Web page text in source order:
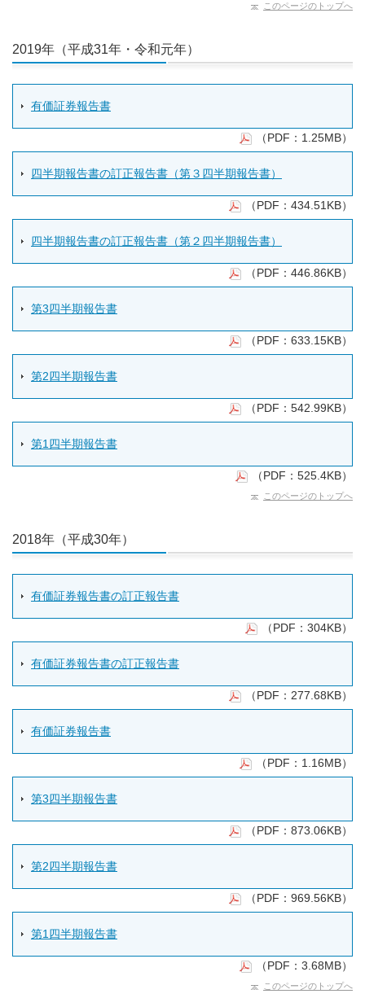
このページのトップへ
2019年（平成31年・令和元年）
有価証券報告書
（PDF：1.25MB）
四半期報告書の訂正報告書（第３四半期報告書）
（PDF：434.51KB）
四半期報告書の訂正報告書（第２四半期報告書）
（PDF：446.86KB）
第3四半期報告書
（PDF：633.15KB）
第2四半期報告書
（PDF：542.99KB）
第1四半期報告書
（PDF：525.4KB）
このページのトップへ
2018年（平成30年）
有価証券報告書の訂正報告書
（PDF：304KB）
有価証券報告書の訂正報告書
（PDF：277.68KB）
有価証券報告書
（PDF：1.16MB）
第3四半期報告書
（PDF：873.06KB）
第2四半期報告書
（PDF：969.56KB）
第1四半期報告書
（PDF：3.68MB）
このページのトップへ